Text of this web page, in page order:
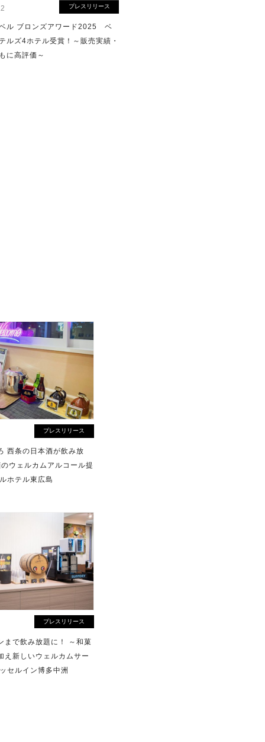
プレスリリース
ル ブロンズアワード2025 ベ
ルズ4ホテル受賞！～販売実績・
に高評価～
プレスリリース
西条の日本酒が飲み放
ウェルカムアルコール提
ホテル東広島
プレスリリース
まで飲み放題に！ ～和菓
え新しいウェルカムサー
セルイン博多中洲